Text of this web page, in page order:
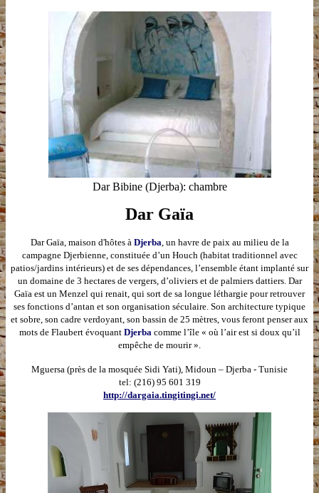
Dar Bibine (Djerba): chambre
Dar Gaïa
Dar Gaïa, maison d'hôtes à Djerba, un havre de paix au milieu de la
campagne Djerbienne, constituée d’un Houch (habitat traditionnel avec
patios/jardins intérieurs) et de ses dépendances, l’ensemble étant implanté sur
un domaine de 3 hectares de vergers, d’oliviers et de palmiers dattiers. Dar
Gaïa est un Menzel qui renait, qui sort de sa longue léthargie pour retrouver
ses fonctions d’antan et son organisation séculaire. Son architecture typique
et sobre, son cadre verdoyant, son bassin de 25 mètres, vous feront penser aux
mots de Flaubert évoquant Djerbacomme l’île « où l’air est si doux qu’il
empêche de mourir ».
Mguersa (près de la mosquée Sidi Yati), Midoun – Djerba - Tunisie
tel: (216) 95 601 319
http://dargaia.tingitingi.net/